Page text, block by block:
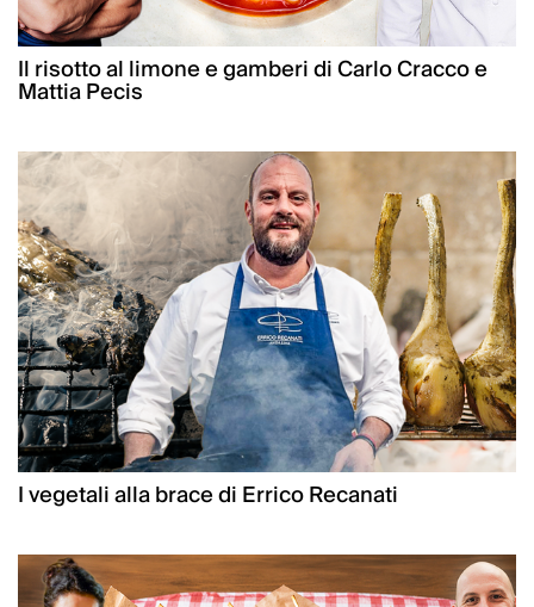
Il risotto al limone e gamberi di Carlo Cracco e
Mattia Pecis
I vegetali alla brace di Errico Recanati